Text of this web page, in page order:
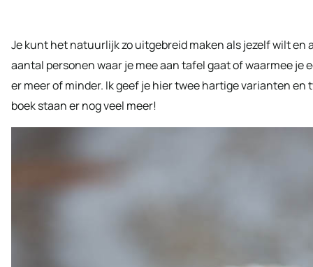
Je kunt het natuurlijk zo uitgebreid maken als jezelf wilt en
aantal personen waar je mee aan tafel gaat of waarmee je
er meer of minder. Ik geef je hier twee hartige varianten en
boek staan er nog veel meer!